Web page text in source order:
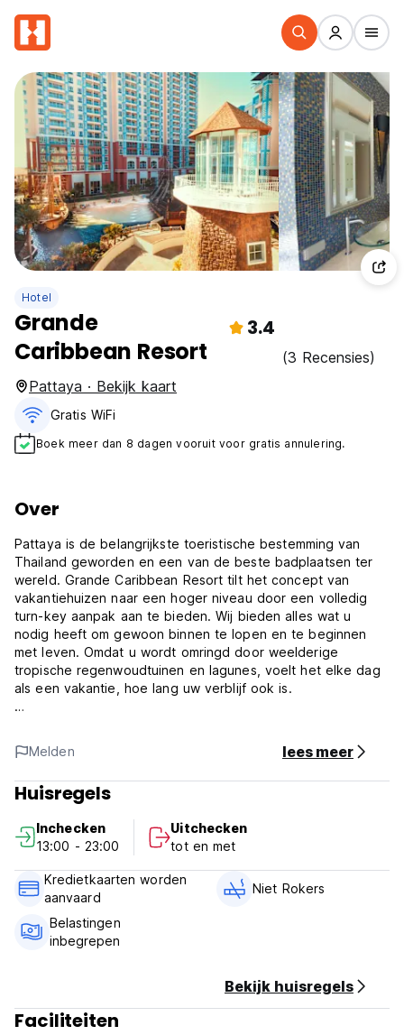
Hotel
Grande
Caribbean Resort
3.4
(3 Recensies)
Pattaya · Bekijk kaart
Gratis WiFi
Boek meer dan 8 dagen vooruit voor gratis annulering.
Over
Pattaya is de belangrijkste toeristische bestemming van
Thailand geworden en een van de beste badplaatsen ter
wereld. Grande Caribbean Resort tilt het concept van
vakantiehuizen naar een hoger niveau door een volledig
turn-key aanpak aan te bieden. Wij bieden alles wat u
nodig heeft om gewoon binnen te lopen en te beginnen
met leven. Omdat u wordt omringd door weelderige
tropische regenwoudtuinen en lagunes, voelt het elke dag
als een vakantie, hoe lang uw verblijf ook is.
rai van 11,5 rai (18.400 m²) met uitzicht op de baai van
Pattaya, maar slechts een korte wandeling naar het strand.
Deze veilige gezinsomgeving omvat een kinderspeelpark,
grotten, grotten, jacuzzi's en een vuurtoren op het eiland,
meerdere niveaus, een zandstrand en twee houten
interactieve piratenschepen, biedt Grande Caribbean het
perfecte toevluchtsoord voor het hele gezin. (Auto-
translated from original language)
Melden lees meer
Huisregels
Inchecken
13:00 - 23:00
Uitchecken
tot en met
Kredietkaarten worden
aanvaard
Niet Rokers
Belastingen
inbegrepen
Bekijk huisregels
Faciliteiten